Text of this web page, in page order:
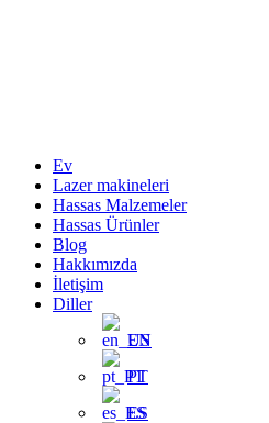
Ev
Lazer makineleri
Hassas Malzemeler
Hassas Ürünler
Blog
Hakkımızda
İletişim
Diller
EN
PT
ES